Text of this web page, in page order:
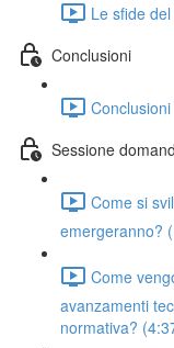
Le sfide
Conclusioni
Sessione
Come si
emergeranno?
Come
avanzamenti
normativa?